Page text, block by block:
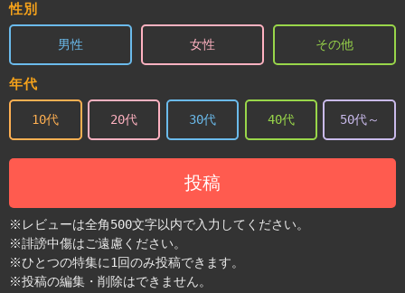
性別
男性 女性 その他
年代
10代 20代 30代 40代 50代～
投稿
※レビューは全角500文字以内で入力してください。
※誹謗中傷はご遠慮ください。
※ひとつの特集に1回のみ投稿できます。
※投稿の編集・削除はできません。